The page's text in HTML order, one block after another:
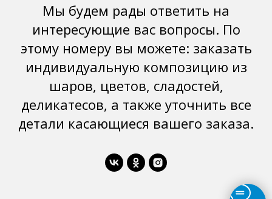
Мы будем рады ответить на
интересующие вас вопросы. По
этому номеру вы можете: заказать
индивидуальную композицию из
шаров, цветов, сладостей,
деликатесов, а также уточнить все
детали касающиеся вашего заказа.